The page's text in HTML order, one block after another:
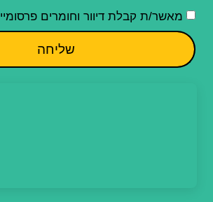
מאשר/ת קבלת דיוור וחומרים
שליחה